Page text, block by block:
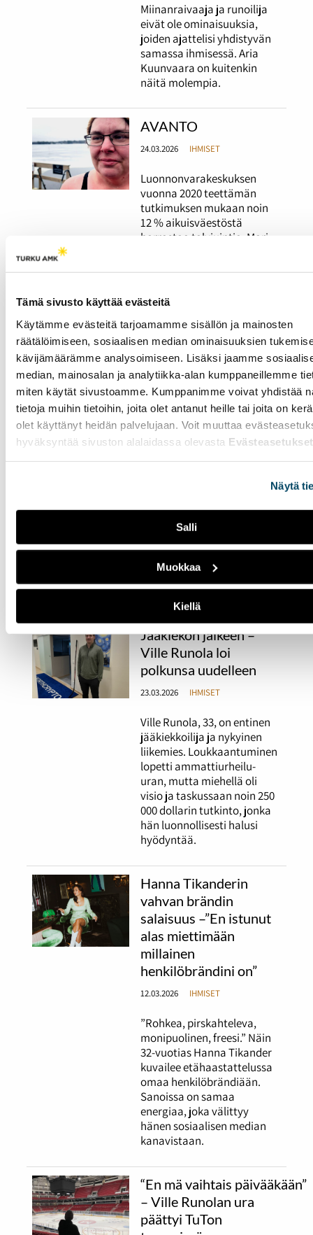
Tämä sivusto käyttää evästeitä
Käytämme evästeitä tarjoamamme sisällön ja mainosten
räätälöimiseen, sosiaalisen median ominaisuuksien
kävijämäärämme analysoimiseen. Lisäksi jaamme
median, mainosalan ja analytiikka-alan kumppaneillemme
miten käytät sivustoamme. Kumppanimme voivat yhdistää
tietoja muihin tietoihin, joita olet antanut heille tai joita on
olet käyttänyt heidän palvelujaan. Voit muuttaa
hyväksyntää sivuston alalaidassa olevasta Evästeasetukset
Näytä
Salli
Muokkaa
Kiellä
Miinanraivaaja ja runoilija
eivät ole ominaisuuksia,
joiden ajattelisi yhdistyvän
samassa ihmisessä. Aria
Kuunvaara on kuitenkin
näitä molempia.
AVANTO
24.03.2026 IHMISET
Luonnonvarakeskuksen
vuonna 2020 teettämän
tutkimuksen mukaan noin
12 % aikuisväestöstä
harrastaa talviuintia. Mari
kauan kuin muistaa, ja
säännöllinen avantouinti on
hänelle meditatiivinen
kokemus.
Mielenkiinnon kohteet
saavat seuraamaan
vaikuttajia, kunhan
arvot kohtaavat
23.03.2026 IHMISET
Tutka kysyi nuorilta
aikuisilta, millaisia
vaikuttajia he seuraavat ja
mikä saisi lopettamaan
seuraamisen.
Jääkiekon jälkeen –
Ville Runola loi
polkunsa uudelleen
23.03.2026 IHMISET
Ville Runola, 33, on entinen
jääkiekkoilija ja nykyinen
liikemies. Loukkaantuminen
lopetti ammattiurheilu-
uran, mutta miehellä oli
visio ja taskussaan noin 250
000 dollarin tutkinto, jonka
hän luonnollisesti halusi
hyödyntää.
Hanna Tikanderin
vahvan brändin
salaisuus –”En istunut
alas miettimään
millainen
henkilöbrändini on”
12.03.2026 IHMISET
”Rohkea, pirskahteleva,
monipuolinen, freesi.” Näin
32-vuotias Hanna Tikander
kuvailee etähaastattelussa
omaa henkilöbrändiään.
Sanoissa on samaa
energiaa, joka välittyy
hänen sosiaalisen median
kanavistaan.
“En mä vaihtais päivääkään”
– Ville Runolan ura
päättyi TuTon